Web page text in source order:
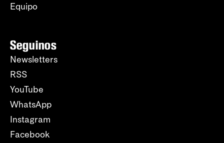
Equipo
Seguinos
Newsletters
RSS
YouTube
WhatsApp
Instagram
Facebook